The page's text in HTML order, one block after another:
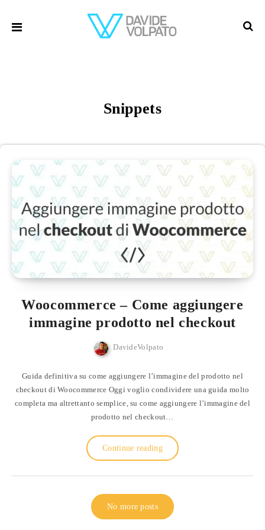
Snippets
Woocommerce – Come aggiungere
immagine prodotto nel checkout
DavideVolpato
Guida definitiva su come aggiungere l’immagine del prodotto nel
checkout di Woocommerce Oggi voglio condividere una guida molto
completa ma altrettanto semplice, su come aggiungere l’immagine del
prodotto nel checkout…
Continue reading
No more posts